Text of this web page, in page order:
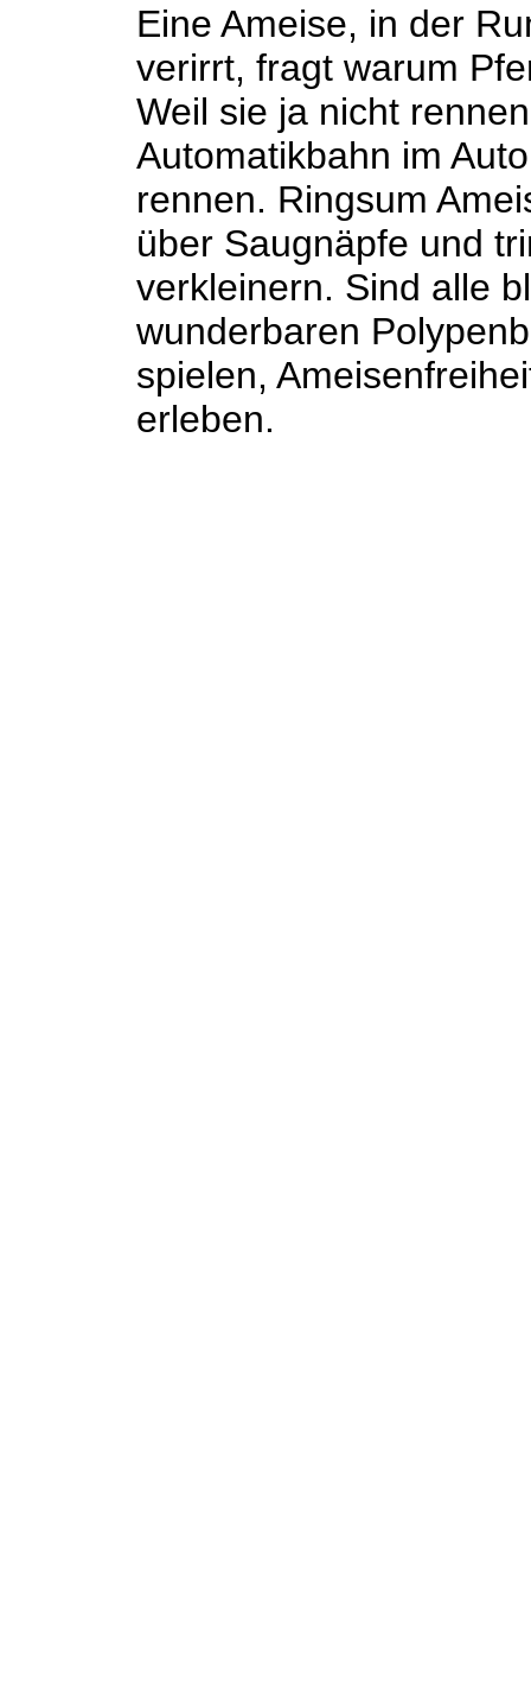
Eine Ameise, in der
verirrt, fragt warum
Weil sie ja nicht
Automatikbahn im
rennen. Ringsum
über Saugnäpfe und
verkleinern. Sind alle
wunderbaren
spielen,
erleben.